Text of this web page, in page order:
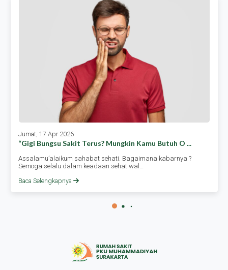
Jumat, 17 Apr 2026
“gigi Bungsu Sakit Terus? Mungkin Kamu Butuh O ...
Assalamu’alaikum sahabat sehati. Bagaimana kabarnya ?
Semoga selalu dalam keadaan sehat wal…
Baca Selengkapnya